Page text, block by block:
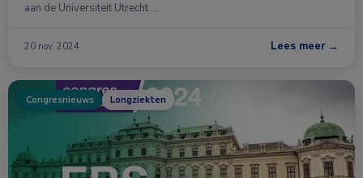
aan de Universiteit Utrecht …
20 nov. 2024 Lees meer →
Congresnieuws Longziekten